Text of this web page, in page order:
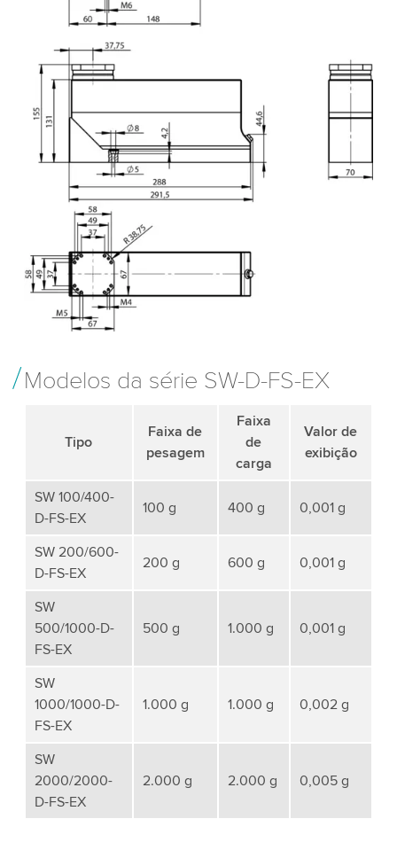
Modelos da série SW-D-FS-EX
Tipo
Faixa de
pesagem
Faixa
de
carga
Valor de
exibição
SW 100/400-
D-FS-EX
100 g 400 g 0,001 g
SW 200/600-
D-FS-EX
200 g 600 g 0,001 g
SW
500/1000-D-
FS-EX
500 g 1.000 g 0,001 g
SW
1000/1000-D-
FS-EX
1.000 g 1.000 g 0,002 g
SW
2000/2000-
D-FS-EX
2.000 g 2.000 g 0,005 g